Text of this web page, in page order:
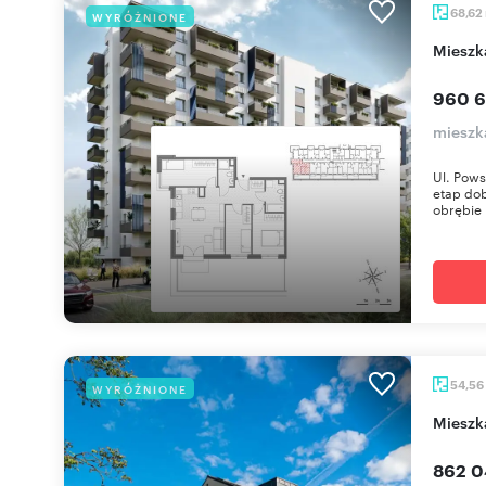
WYRÓŻNIONE 68,62
960
Ul.
etap
obrębie
WYRÓŻNIONE 54,56
862